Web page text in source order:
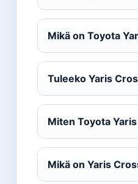
Mikä on Toyota
Tuleeko Yaris
Miten Toyota
Mikä on Yaris